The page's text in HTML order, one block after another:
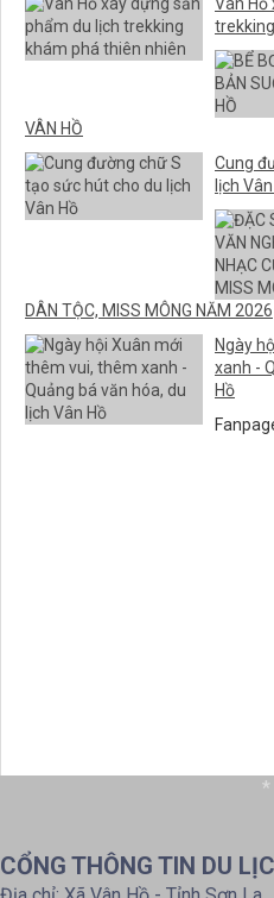
VÂN HỒ
Cung
lịch
DÂN TỘC, MISS MÔNG NĂM 2026
Ngày
xanh -
Hồ
*
CỔNG THÔNG TIN DU